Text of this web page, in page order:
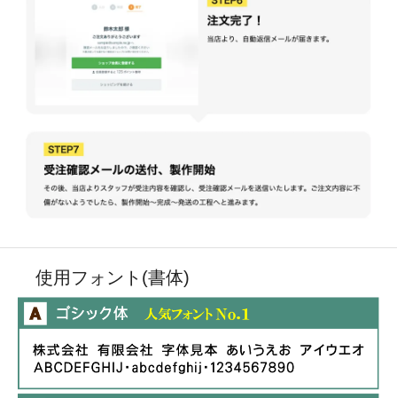
使用フォント(書体)